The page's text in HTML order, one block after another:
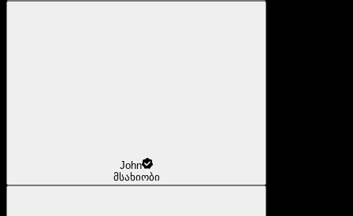
John
მსახიობი